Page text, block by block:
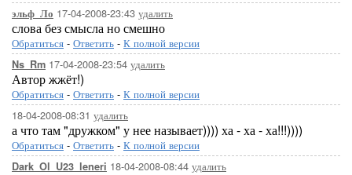
эльф_Ло 17-04-2008-23:43 удалить
слова без смысла но смешно
Обратиться - Ответить - К полной версии
Ns_Rm 17-04-2008-23:54 удалить
Автор жжёт!)
Обратиться - Ответить - К полной версии
18-04-2008-08:31 удалить
а что там "дружком" у нее называет)))) ха - ха - ха!!!))))
Обратиться - Ответить - К полной версии
Dark_Ol_U23_leneri 18-04-2008-08:44 удалить